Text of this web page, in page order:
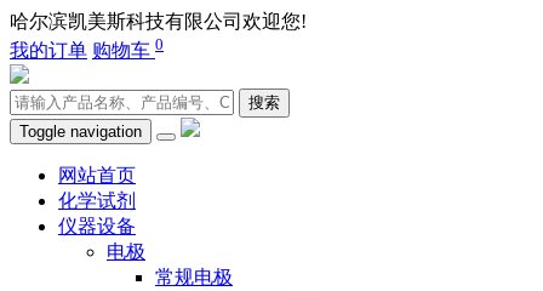
哈尔滨凯美斯科技有限公司欢迎您!
我的订单 购物车 0
搜索
Toggle navigation
网站首页
化学试剂
仪器设备
电极
常规电极